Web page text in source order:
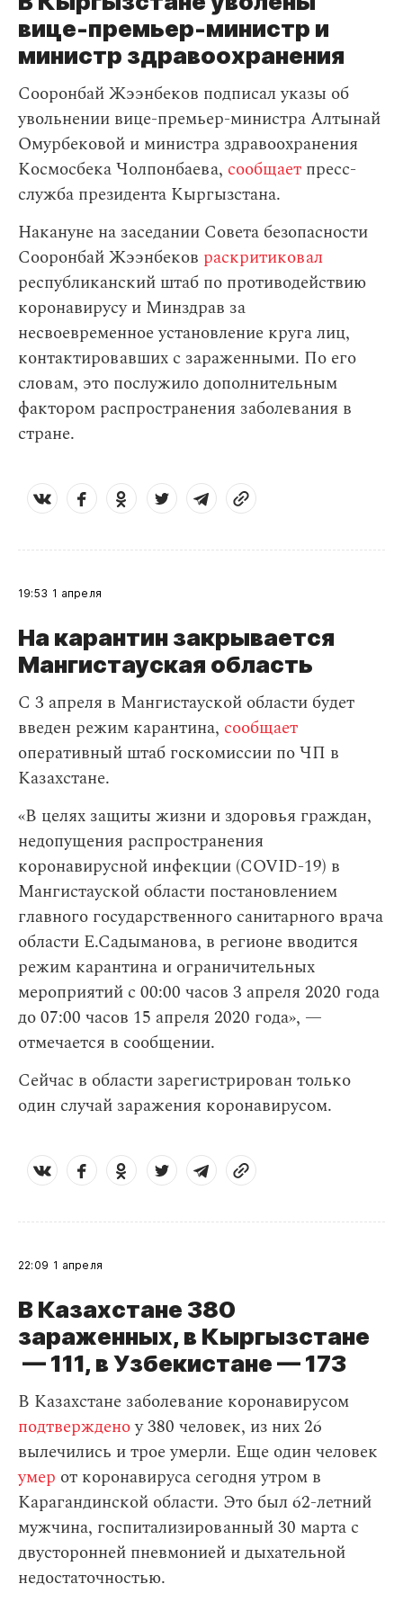
вице-премьер-министр и
министр здравоохранения
Сооронбай Жээнбеков подписал указы об
увольнении вице-премьер-министра Алтынай
Омурбековой и министра здравоохранения
Космосбека Чолпонбаева, сообщает пресс-
служба президента Кыргызстана.
Накануне на заседании Совета безопасности
Сооронбай Жээнбеков раскритиковал
республиканский штаб по противодействию
коронавирусу и Минздрав за
несвоевременное установление круга лиц,
контактировавших с зараженными. По его
словам, это послужило дополнительным
фактором распространения заболевания в
стране.
19:53 1 апреля
На карантин закрывается
Мангистауская область
С 3 апреля в Мангистауской области будет
введен режим карантина, сообщает
оперативный штаб госкомиссии по ЧП в
Казахстане.
«В целях защиты жизни и здоровья граждан,
недопущения распространения
коронавирусной инфекции (COVID-19) в
Мангистауской области постановлением
главного государственного санитарного врача
области Е.Садыманова, в регионе вводится
режим карантина и ограничительных
мероприятий с 00:00 часов 3 апреля 2020 года
до 07:00 часов 15 апреля 2020 года», —
отмечается в сообщении.
Сейчас в области зарегистрирован только
один случай заражения коронавирусом.
22:09 1 апреля
В Казахстане 380
зараженных, в Кыргызстане
— 111, в Узбекистане — 173
В Казахстане заболевание коронавирусом
подтвержденоу 380 человек, из них 26
вылечились и трое умерли. Еще один человек
умер от коронавируса сегодня утром в
Карагандинской области. Это был 62-летний
мужчина, госпитализированный 30 марта с
двусторонней пневмонией и дыхательной
недостаточностью.